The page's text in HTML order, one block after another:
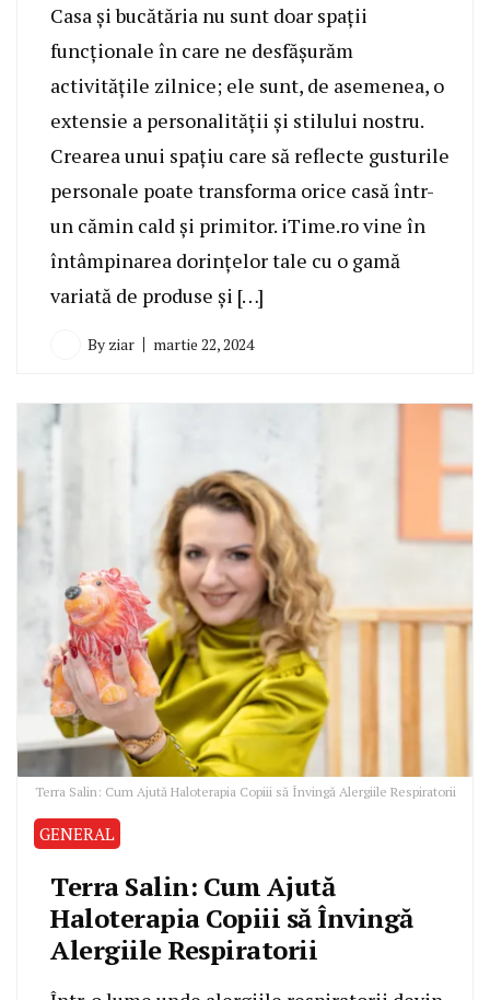
Casa și bucătăria nu sunt doar spații
funcționale în care ne desfășurăm
activitățile zilnice; ele sunt, de asemenea, o
extensie a personalității și stilului nostru.
Crearea unui spațiu care să reflecte gusturile
personale poate transforma orice casă într-
un cămin cald și primitor. iTime.ro vine în
întâmpinarea dorințelor tale cu o gamă
variată de produse și […]
By ziar martie 22, 2024
Terra Salin: Cum Ajută Haloterapia Copiii să Învingă Alergiile Respiratorii
GENERAL
Terra Salin: Cum Ajută
Haloterapia Copiii să Învingă
Alergiile Respiratorii